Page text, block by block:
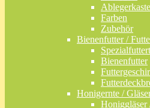
Farben
Zubehör
Bienenfutter /
Bienenfutter
Honigernte /
Honiggläser